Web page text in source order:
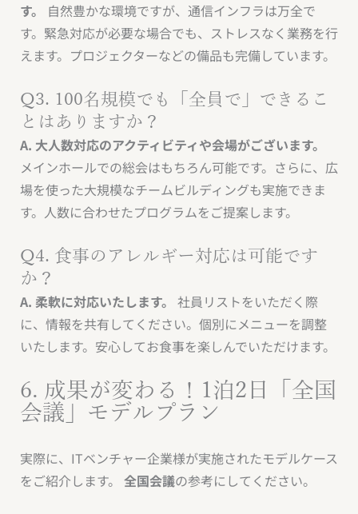
す。
自然豊かな環境ですが、通信インフラは万全で
す。緊急対応が必要な場合でも、ストレスなく業務を行
えます。プロジェクターなどの備品も完備しています。
Q3. 100名規模でも「全員で」できるこ
とはありますか？
A. 大人数対応のアクティビティや会場がございます。
メインホールでの総会はもちろん可能です。さらに、広
場を使った大規模なチームビルディングも実施できま
す。人数に合わせたプログラムをご提案します。
Q4. 食事のアレルギー対応は可能です
か？
A. 柔軟に対応いたします。 社員リストをいただく際
に、情報を共有してください。個別にメニューを調整
いたします。安心してお食事を楽しんでいただけます。
6. 成果が変わる！1泊2日「全国
会議」モデルプラン
実際に、ITベンチャー企業様が実施されたモデルケース
をご紹介します。 全国会議の参考にしてください。